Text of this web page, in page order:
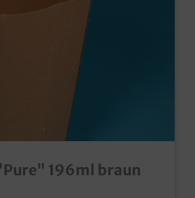
196ml braun